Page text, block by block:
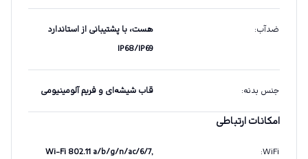
ضدآب:
هست،‌ با پشتیبانی از استاندارد
IP68/IP69
جنس بدنه: قاب شیشه‌ای و فریم آلومینیومی
امکانات ارتباطی
WiFi
:
Wi-Fi 802.11 a/b/g/n/ac/6/7,